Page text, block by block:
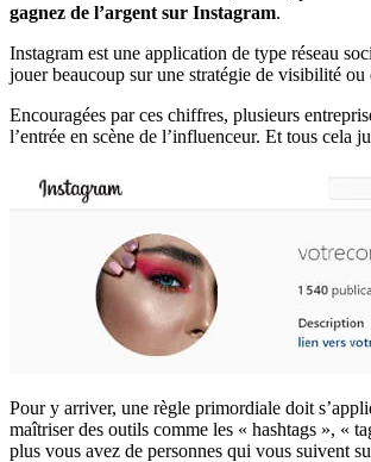
gagnez de l’argent sur Instagram.
Instagram est une application de type réseau
jouer beaucoup sur une stratégie de visibilité
Encouragées par ces chiffres, plusieurs
l’entrée en scène de l’influenceur. Et tous cela
Pour y arriver, une règle primordiale doit
maîtriser des outils comme les « hashtags », «
plus vous avez de personnes qui vous suivent